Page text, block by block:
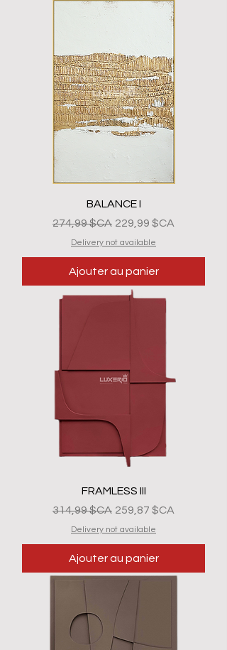
BALANCE I
Prix original
274,99 $CA Prix promotionnel
229,99 $CA
Delivery not available
Ajouter au panier
FRAMLESS III
Prix original
314,99 $CA Prix promotionnel
259,87 $CA
Delivery not available
Ajouter au panier